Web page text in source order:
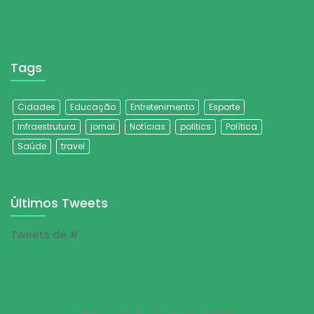
Tags
Cidades Educação Entretenimento
Esporte
Infraestrutura
jornal Notícias politics
Política
Saúde
travel
Últimos Tweets
Tweets de #